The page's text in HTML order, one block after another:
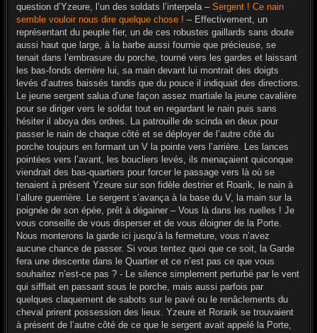
question d’Yzeure, l’un des soldats l’interpela – Sergent ! Ce nain
semble vouloir nous dire quelque chose ! – Effectivement, un
représentant du peuple fier, un de ces robustes gaillards sans doute
aussi haut que large, à la barbe aussi fournie que précieuse, se
tenait dans l’embrasure du porche, tourné vers les gardes et laissant
les bas-fonds derrière lui, sa main devant lui montrait des doigts
levés d’autres baissés tandis que du pouce il indiquait des directions.
Le jeune sergent salua d’une façon assez martiale la jeune cavalière
pour se diriger vers le soldat tout en regardant le nain puis sans
hésiter il aboya des ordres. La patrouille de scinda en deux pour
passer le nain de chaque côté et se déployer de l’autre côté du
porche toujours en formant un V la pointe vers l’arrière. Les lances
pointées vers l’avant, les boucliers levés, ils menaçaient quiconque
viendrait des bas-quartiers pour forcer le passage vers là où se
tenaient à présent Yzeure sur son fidèle destrier et Roarik, le nain à
l’allure guerrière. Le sergent s’avança à la base du V, la main sur la
poignée de son épée, prêt à dégainer – Vous là dans les ruelles ! Je
vous conseille de vous disperser et de vous éloigner de la Porte.
Nous monterons la garde ici jusqu’à la fermeture, vous n’avez
aucune chance de passer. Si vous tentez quoi que ce soit, la Garde
fera une descente dans le Quartier et ce n’est pas ce que vous
souhaitez n’est-ce pas ? - Le silence simplement perturbé par le vent
qui sifflait en passant sous le porche, mais aussi parfois par
quelques claquement de sabots sur le pavé ou le renâclements du
cheval prirent possession des lieux. Yzeure et Rorarik se trouvaient
à présent de l’autre côté de ce que le sergent avait appelé la Porte,